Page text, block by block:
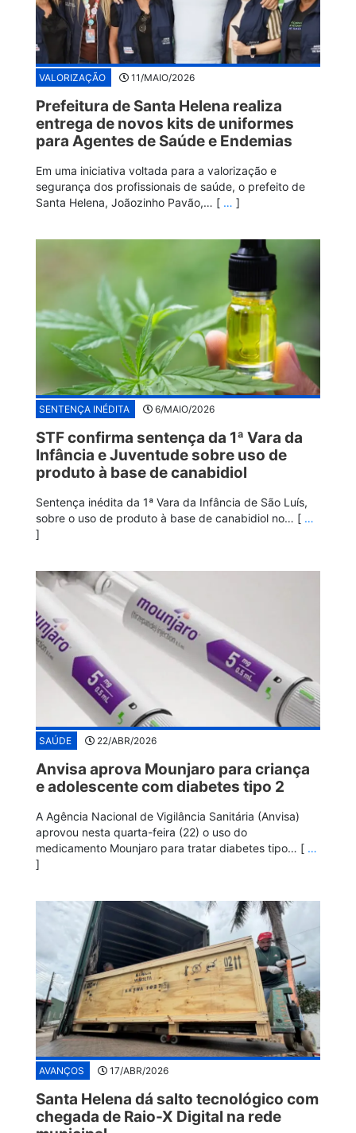
VALORIZAÇÃO 11/MAIO/2026
Prefeitura de Santa Helena realiza
entrega de novos kits de uniformes
para Agentes de Saúde e Endemias
Em uma iniciativa voltada para a valorização e
segurança dos profissionais de saúde, o prefeito de
Santa Helena, Joãozinho Pavão,… [ … ]
SENTENÇA INÉDITA 6/MAIO/2026
STF confirma sentença da 1ª Vara da
Infância e Juventude sobre uso de
produto à base de canabidiol
Sentença inédita da 1ª Vara da Infância de São Luís,
sobre o uso de produto à base de canabidiol no… [ …
]
SAÚDE 22/ABR/2026
Anvisa aprova Mounjaro para criança
e adolescente com diabetes tipo 2
A Agência Nacional de Vigilância Sanitária (Anvisa)
aprovou nesta quarta-feira (22) o uso do
medicamento Mounjaro para tratar diabetes tipo… [ …
]
AVANÇOS 17/ABR/2026
Santa Helena dá salto tecnológico com
chegada de Raio-X Digital na rede